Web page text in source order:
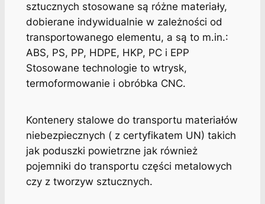
sztucznych stosowane są różne materiały,
dobierane indywidualnie w zależności od
transportowanego elementu, a są to m.in.:
ABS, PS, PP, HDPE, HKP, PC i EPP
Stosowane technologie to wtrysk,
termoformowanie i obróbka CNC.
Kontenery stalowe do transportu materiałów
niebezpiecznych ( z certyfikatem UN) takich
jak poduszki powietrzne jak również
pojemniki do transportu części metalowych
czy z tworzyw sztucznych.